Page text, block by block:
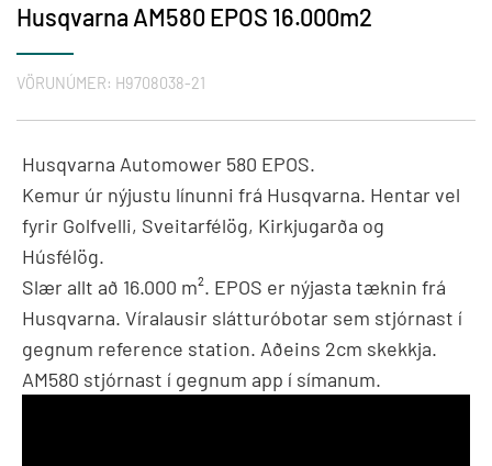
Husqvarna AM580 EPOS 16.000m2
VÖRUNÚMER: H9708038-21
Husqvarna Automower 580 EPOS.
Kemur úr nýjustu línunni frá Husqvarna. Hentar vel
fyrir Golfvelli, Sveitarfélög, Kirkjugarða og
Húsfélög.
Slær allt að 16.000 m². EPOS er nýjasta tæknin frá
Husqvarna. Víralausir slátturóbotar sem stjórnast í
gegnum reference station. Aðeins 2cm skekkja.
AM580 stjórnast í gegnum app í símanum.